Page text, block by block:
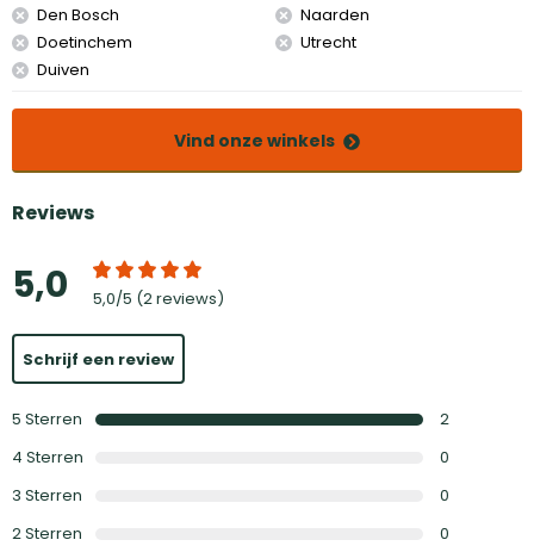
Den Bosch
Doetinchem
Duiven
Naarden
Utrecht
Vind onze winkels
Reviews
5,0 5,0/5 (2 reviews)
Schrijf een review
5 Sterren
2
4 Sterren
0
3 Sterren
0
2Sterren
0